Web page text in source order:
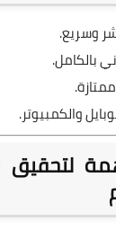
وسريع.
بالكامل.
والكمبيوتر.
لتحقيق